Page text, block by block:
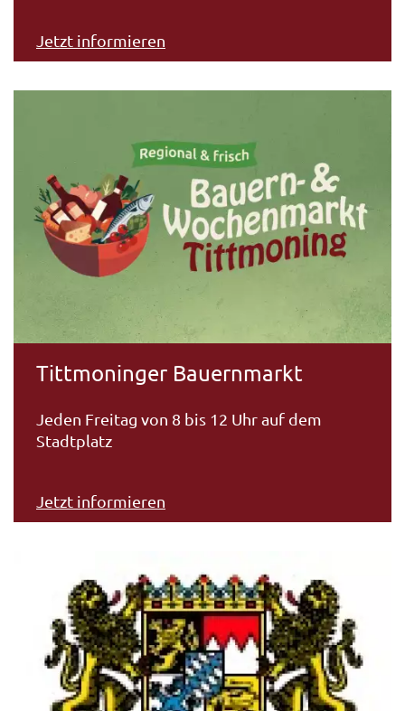
Jetzt informieren
Tittmoninger Bauernmarkt
Jeden Freitag von 8 bis 12 Uhr auf dem
Stadtplatz
Jetzt informieren